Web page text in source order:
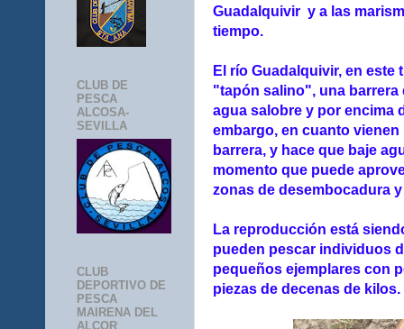
Guadalquivir y a las
tiempo.
El río Guadalquivir, en
"tapón salino", una barrera
agua salobre y por encima
embargo, en cuanto
barrera, y hace que baje
momento que puede
zonas de desembocadura
La reproducción está
pueden pescar individuos
pequeños ejemplares con
piezas de decenas de kilos.
CLUB DE
PESCA
ALCOSA-
SEVILLA
CLUB
DEPORTIVO DE
PESCA
MAIRENA DEL
ALCOR